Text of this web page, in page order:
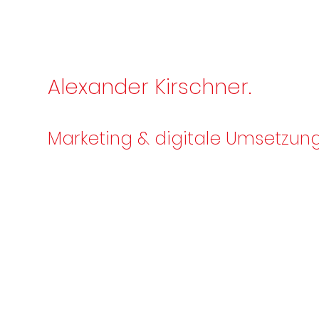
Alexander Kirschner.
Marketing & digitale